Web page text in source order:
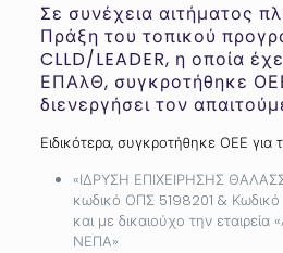
Σε συνέχεια αιτήματος
Πράξη του τοπικού
CLLD/LEADER, η οποία
ΕΠΑλΘ, συγκροτήθηκε
διενεργήσει τον
Ειδικότερα, συγκροτήθηκε ΟΕΕ για
«ΙΔΡΥΣΗ ΕΠΙΧΕΙΡΗΣΗΣ
κωδικό ΟΠΣ 5198201 &
και με δικαιούχο την
ΝΕΠΑ»